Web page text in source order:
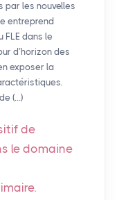
par les nouvelles
entreprend
FLE dans le
d’horizon des
exposer la
(…)
de
le domaine